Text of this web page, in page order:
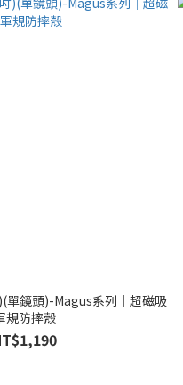
單鏡頭)-Magus系列｜超磁吸
規防摔殼